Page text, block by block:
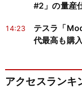
#2」の量産
14:23
テスラ「
代最高も購
アクセスランキ